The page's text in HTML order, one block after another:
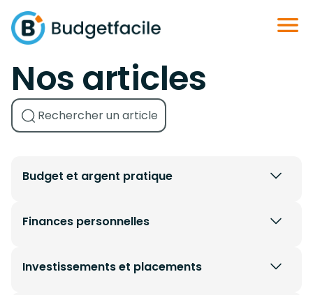
Nos articles
Budget et argent pratique
Finances personnelles
Investissements et placements